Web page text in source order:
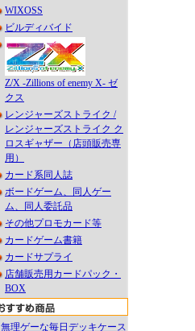
WIXOSS
ビルディバイド
Z/X -Zillions of enemy X- ゼ
クス
レンジャーズストライク /
レンジャーズストライク ク
ロスギャザー（店頭販売専
用）
カード系同人誌
ボードゲーム、同人ゲー
ム、同人委託品
その他プロモカード等
カードゲーム書籍
カードサプライ
店舗販売用カードパック・
BOX
無理ゲーな毎日デッキケース